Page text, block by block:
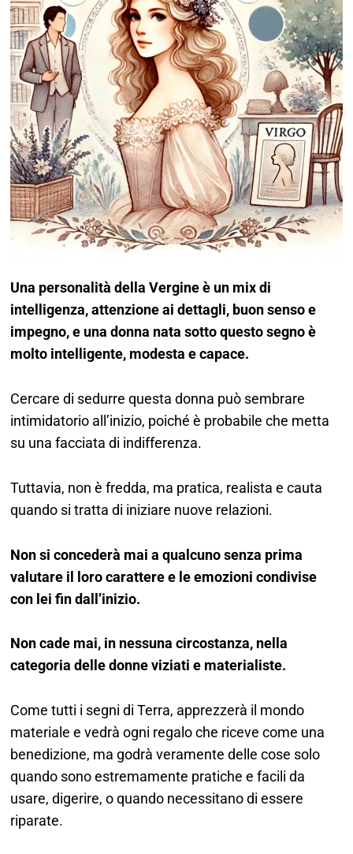
Una personalità della Vergine è un mix di
intelligenza, attenzione ai dettagli, buon senso e
impegno, e una donna nata sotto questo segno è
molto intelligente, modesta e capace.
Cercare di sedurre questa donna può sembrare
intimidatorio all’inizio, poiché è probabile che metta
su una facciata di indifferenza.
Tuttavia, non è fredda, ma pratica, realista e cauta
quando si tratta di iniziare nuove relazioni.
Non si concederà mai a qualcuno senza prima
valutare il loro carattere e le emozioni condivise
con lei fin dall’inizio.
Non cade mai, in nessuna circostanza, nella
categoria delle donne viziati e materialiste.
Come tutti i segni di Terra, apprezzerà il mondo
materiale e vedrà ogni regalo che riceve come una
benedizione, ma godrà veramente delle cose solo
quando sono estremamente pratiche e facili da
usare, digerire, o quando necessitano di essere
riparate.